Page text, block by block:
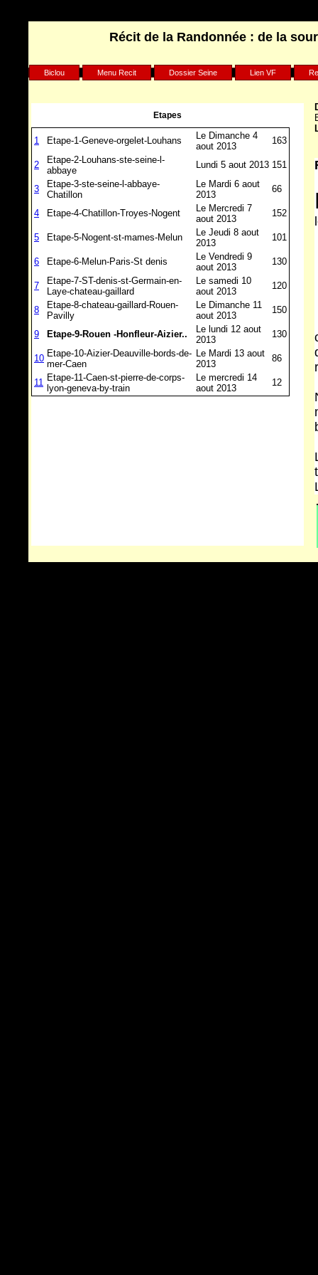
Etapes
1 Etape-1-Geneve-orgelet-Louhans
Le Dimanche 4
aout 2013
163
2
Etape-2-Louhans-ste-seine-l-
abbaye
Lundi 5 aout 2013 151
3
Etape-3-ste-seine-l-abbaye-
Chatillon
Le Mardi 6 aout
2013
66
4 Etape-4-Chatillon-Troyes-Nogent
Le Mercredi 7
aout 2013
152
5 Etape-5-Nogent-st-mames-Melun
Le Jeudi 8 aout
2013
101
6 Etape-6-Melun-Paris-St denis
Le Vendredi 9
aout 2013
130
7
Etape-7-ST-denis-st-Germain-en-
Laye-chateau-gaillard
Le samedi 10
aout 2013
120
8
Etape-8-chateau-gaillard-Rouen-
Pavilly
Le Dimanche 11
aout 2013
150
9 Etape-9-Rouen -Honfleur-Aizier..
Le lundi 12 aout
2013
130
10 Etape-10-Aizier-Deauville-bords-de-
mer-Caen
Le Mardi 13 aout
2013
86
11
Etape-11-Caen-st-pierre-de-corps-
lyon-geneva-by-train
Le mercredi 14
aout 2013
12
Récit de la Randonnée : de la
Biclou Menu Recit Dossier Seine Lien VF